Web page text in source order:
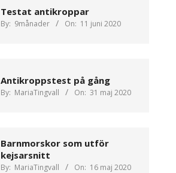
Testat antikroppar
By: 9månader On: 11 juni 2020
Antikroppstest på gång
By: MariaTingvall On: 31 maj 2020
Barnmorskor som utför
kejsarsnitt
By: MariaTingvall On: 16 maj 2020